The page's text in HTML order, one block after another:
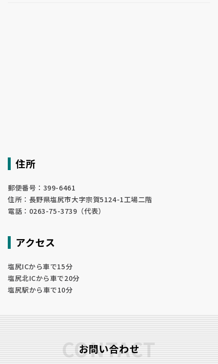
住所
郵便番号：399-6461
住所：長野県塩尻市大字宗賀5124-1工場二階
電話：0263-75-3739（代表）
アクセス
塩尻ICから車で15分
塩尻北ICから車で20分
塩尻駅から車で10分
CONTACT
お問い合わせ